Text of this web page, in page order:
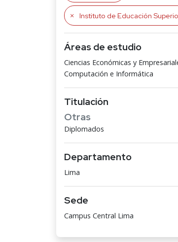
Instituto de Educación Superior Von Braun
Áreas de estudio
Ciencias Económicas y
Computación e Informática
Titulación
Otras
Diplomados
Departamento
Lima
Sede
Campus Central Lima